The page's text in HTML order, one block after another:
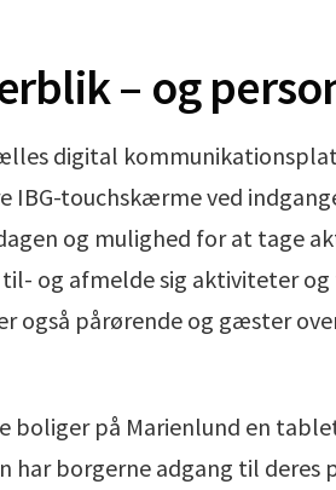
– og
digital
IBG-touchskærme ved
og mulighed for at tage
og afmelde sig aktiviteter
også pårørende og gæster
boliger på Marienlund en
har borgerne adgang til